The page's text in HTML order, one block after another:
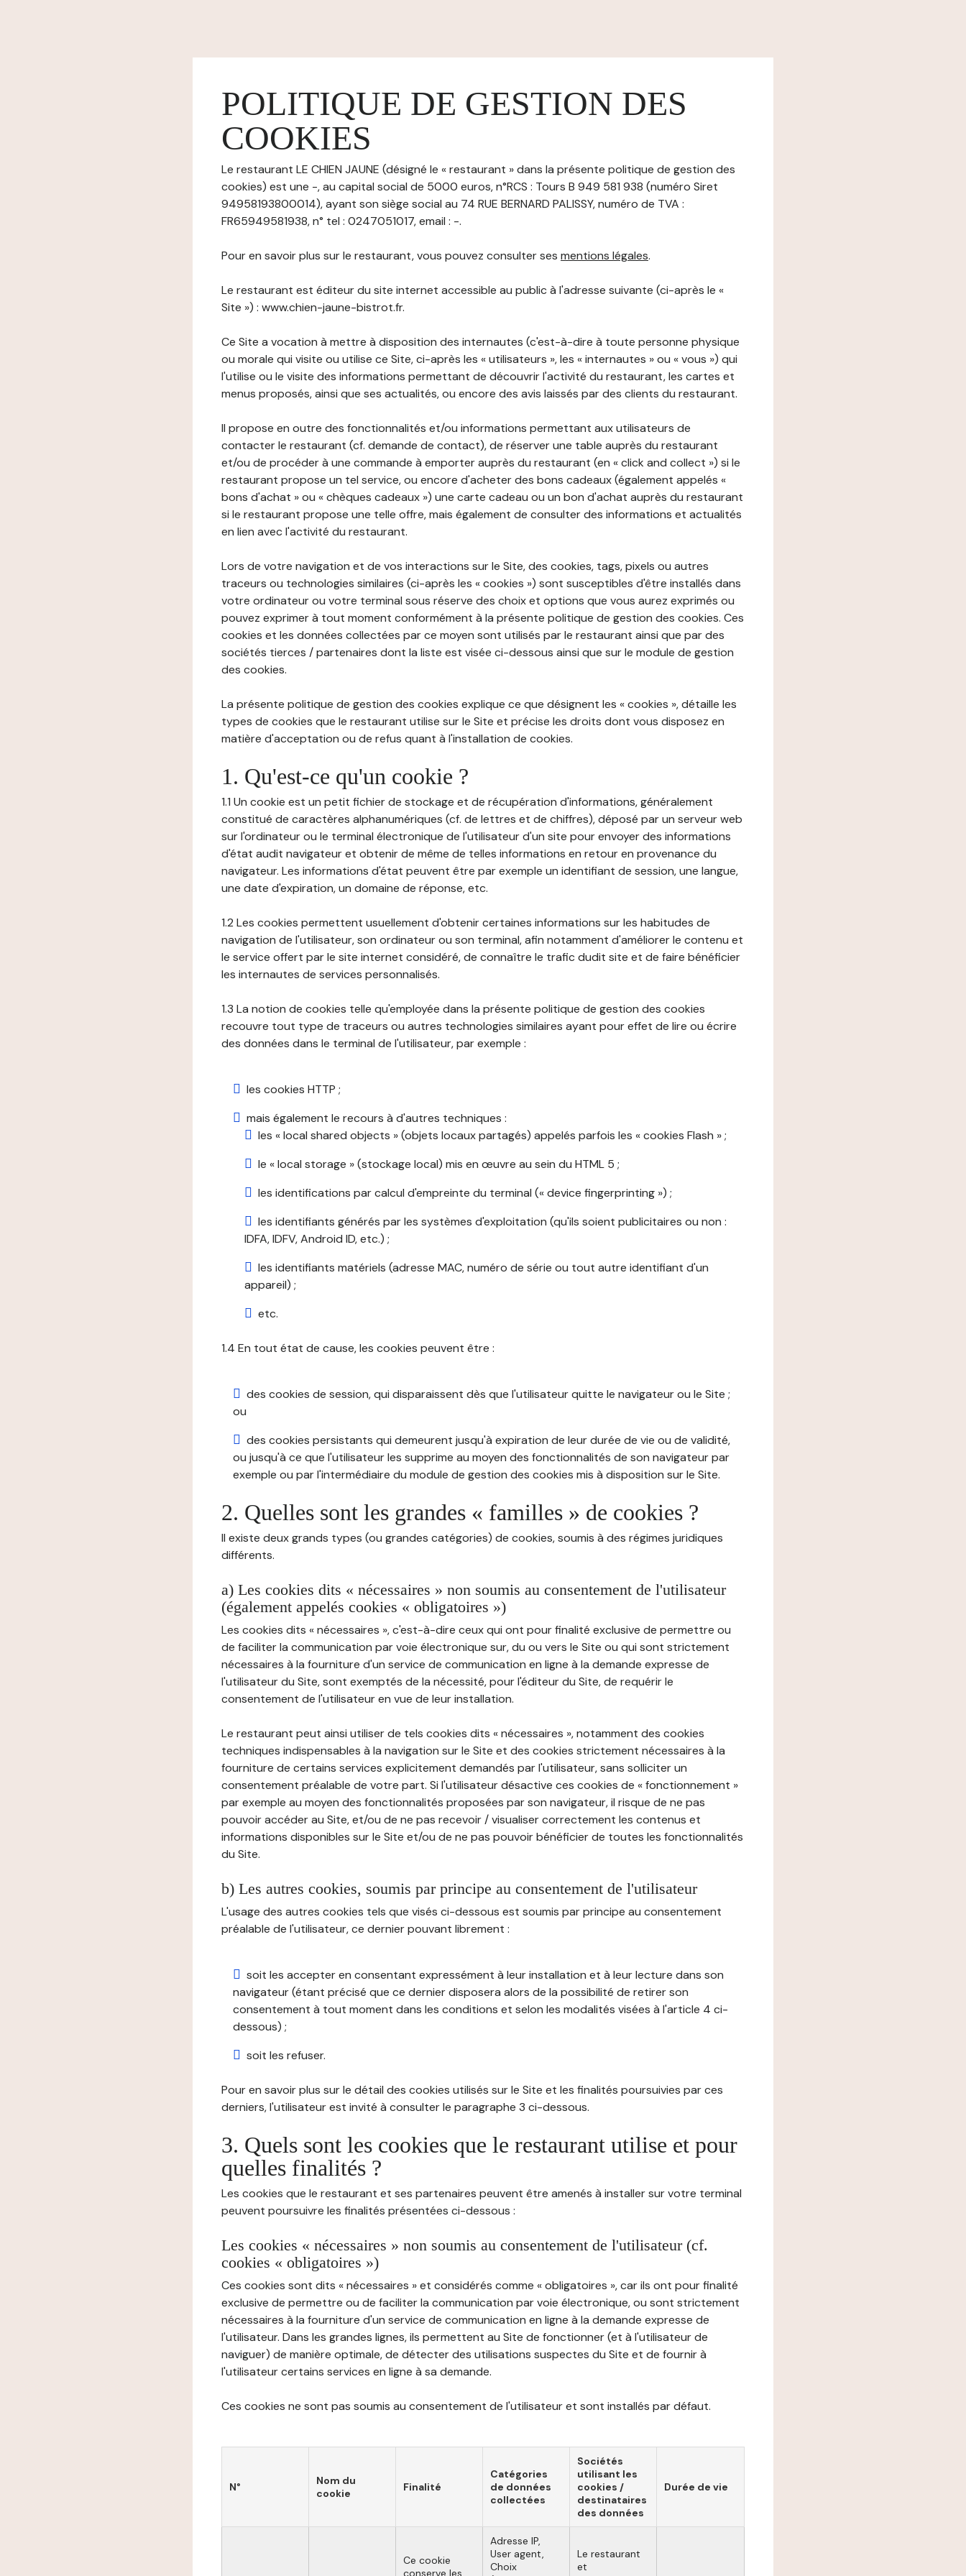
POLITIQUE DE GESTION DES
COOKIES
Le restaurant LE CHIEN JAUNE (désigné le « restaurant » dans la présente politique de gestion des
cookies) est une -, au capital social de 5000 euros, n°RCS : Tours B 949 581 938 (numéro Siret
94958193800014), ayant son siège social au 74 RUE BERNARD PALISSY, numéro de TVA :
FR65949581938, n° tel : 0247051017, email : -.
Pour en savoir plus sur le restaurant, vous pouvez consulter ses mentions légales.
Le restaurant est éditeur du site internet accessible au public à l'adresse suivante (ci-après le «
Site ») : www.chien-jaune-bistrot.fr.
Ce Site a vocation à mettre à disposition des internautes (c'est-à-dire à toute personne physique
ou morale qui visite ou utilise ce Site, ci-après les « utilisateurs », les « internautes » ou « vous ») qui
l'utilise ou le visite des informations permettant de découvrir l'activité du restaurant, les cartes et
menus proposés, ainsi que ses actualités, ou encore des avis laissés par des clients du restaurant.
Il propose en outre des fonctionnalités et/ou informations permettant aux utilisateurs de
contacter le restaurant (cf. demande de contact), de réserver une table auprès du restaurant
et/ou de procéder à une commande à emporter auprès du restaurant (en « click and collect ») si le
restaurant propose un tel service, ou encore d'acheter des bons cadeaux (également appelés «
bons d'achat » ou « chèques cadeaux ») une carte cadeau ou un bon d'achat auprès du restaurant
si le restaurant propose une telle offre, mais également de consulter des informations et actualités
en lien avec l'activité du restaurant.
Lors de votre navigation et de vos interactions sur le Site, des cookies, tags, pixels ou autres
traceurs ou technologies similaires (ci-après les « cookies ») sont susceptibles d'être installés dans
votre ordinateur ou votre terminal sous réserve des choix et options que vous aurez exprimés ou
pouvez exprimer à tout moment conformément à la présente politique de gestion des cookies. Ces
cookies et les données collectées par ce moyen sont utilisés par le restaurant ainsi que par des
sociétés tierces / partenaires dont la liste est visée ci-dessous ainsi que sur le module de gestion
des cookies.
La présente politique de gestion des cookies explique ce que désignent les « cookies », détaille les
types de cookies que le restaurant utilise sur le Site et précise les droits dont vous disposez en
matière d'acceptation ou de refus quant à l'installation de cookies.
1. Qu'est-ce qu'un cookie ?
1.1 Un cookie est un petit fichier de stockage et de récupération d'informations, généralement
constitué de caractères alphanumériques (cf. de lettres et de chiffres), déposé par un serveur web
sur l'ordinateur ou le terminal électronique de l'utilisateur d'un site pour envoyer des informations
d'état audit navigateur et obtenir de même de telles informations en retour en provenance du
navigateur. Les informations d'état peuvent être par exemple un identifiant de session, une langue,
une date d'expiration, un domaine de réponse, etc.
1.2 Les cookies permettent usuellement d'obtenir certaines informations sur les habitudes de
navigation de l'utilisateur, son ordinateur ou son terminal, afin notamment d'améliorer le contenu et
le service offert par le site internet considéré, de connaître le trafic dudit site et de faire bénéficier
les internautes de services personnalisés.
1.3 La notion de cookies telle qu'employée dans la présente politique de gestion des cookies
recouvre tout type de traceurs ou autres technologies similaires ayant pour effet de lire ou écrire
des données dans le terminal de l'utilisateur, par exemple :
les cookies HTTP ;
mais également le recours à d'autres techniques :
les « local shared objects » (objets locaux partagés) appelés parfois les « cookies Flash » ;
le « local storage » (stockage local) mis en œuvre au sein du HTML 5 ;
les identifications par calcul d'empreinte du terminal (« device fingerprinting ») ;
les identifiants générés par les systèmes d'exploitation (qu'ils soient publicitaires ou non :
IDFA, IDFV, Android ID, etc.) ;
les identifiants matériels (adresse MAC, numéro de série ou tout autre identifiant d'un
appareil) ;
etc.
1.4 En tout état de cause, les cookies peuvent être :
des cookies de session, qui disparaissent dès que l'utilisateur quitte le navigateur ou le Site ;
ou
des cookies persistants qui demeurent jusqu'à expiration de leur durée de vie ou de validité,
ou jusqu'à ce que l'utilisateur les supprime au moyen des fonctionnalités de son navigateur par
exemple ou par l'intermédiaire du module de gestion des cookies mis à disposition sur le Site.
2. Quelles sont les grandes « familles » de cookies ?
Il existe deux grands types (ou grandes catégories) de cookies, soumis à des régimes juridiques
différents.
a) Les cookies dits « nécessaires » non soumis au consentement de l'utilisateur
(également appelés cookies « obligatoires »)
Les cookies dits « nécessaires », c'est-à-dire ceux qui ont pour finalité exclusive de permettre ou
de faciliter la communication par voie électronique sur, du ou vers le Site ou qui sont strictement
nécessaires à la fourniture d'un service de communication en ligne à la demande expresse de
l'utilisateur du Site, sont exemptés de la nécessité, pour l'éditeur du Site, de requérir le
consentement de l'utilisateur en vue de leur installation.
Le restaurant peut ainsi utiliser de tels cookies dits « nécessaires », notamment des cookies
techniques indispensables à la navigation sur le Site et des cookies strictement nécessaires à la
fourniture de certains services explicitement demandés par l'utilisateur, sans solliciter un
consentement préalable de votre part. Si l'utilisateur désactive ces cookies de « fonctionnement »
par exemple au moyen des fonctionnalités proposées par son navigateur, il risque de ne pas
pouvoir accéder au Site, et/ou de ne pas recevoir / visualiser correctement les contenus et
informations disponibles sur le Site et/ou de ne pas pouvoir bénéficier de toutes les fonctionnalités
du Site.
b) Les autres cookies, soumis par principe au consentement de l'utilisateur
L'usage des autres cookies tels que visés ci-dessous est soumis par principe au consentement
préalable de l'utilisateur, ce dernier pouvant librement :
soit les accepter en consentant expressément à leur installation et à leur lecture dans son
navigateur (étant précisé que ce dernier disposera alors de la possibilité de retirer son
consentement à tout moment dans les conditions et selon les modalités visées à l'article 4 ci-
dessous) ;
soit les refuser.
Pour en savoir plus sur le détail des cookies utilisés sur le Site et les finalités poursuivies par ces
derniers, l'utilisateur est invité à consulter le paragraphe 3 ci-dessous.
3. Quels sont les cookies que le restaurant utilise et pour
quelles finalités ?
Les cookies que le restaurant et ses partenaires peuvent être amenés à installer sur votre terminal
peuvent poursuivre les finalités présentées ci-dessous :
Les cookies « nécessaires » non soumis au consentement de l'utilisateur (cf.
cookies « obligatoires »)
Ces cookies sont dits « nécessaires » et considérés comme « obligatoires », car ils ont pour finalité
exclusive de permettre ou de faciliter la communication par voie électronique, ou sont strictement
nécessaires à la fourniture d'un service de communication en ligne à la demande expresse de
l'utilisateur. Dans les grandes lignes, ils permettent au Site de fonctionner (et à l'utilisateur de
naviguer) de manière optimale, de détecter des utilisations suspectes du Site et de fournir à
l'utilisateur certains services en ligne à sa demande.
Ces cookies ne sont pas soumis au consentement de l'utilisateur et sont installés par défaut.
N°
Nom du
cookie
Finalité
Catégories
de données
collectées
Sociétés
utilisant les
cookies /
destinataires
des données
Durée de vie
Ce cookie
conserve les
Adresse IP,
User agent,
Choix
Le restaurant
et